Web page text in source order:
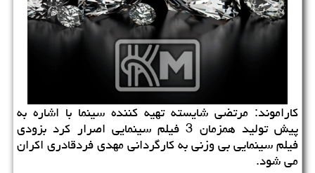
كاراموند: مرتضی شایسته تهیه كننده سینما با اشاره به
پیش تولید همزمان 3 فیلم سینمایی اصرار كرد بزودی
فیلم سینمایی بی وزنی به كارگردانی مهدی فردقادری اكران
می شود.